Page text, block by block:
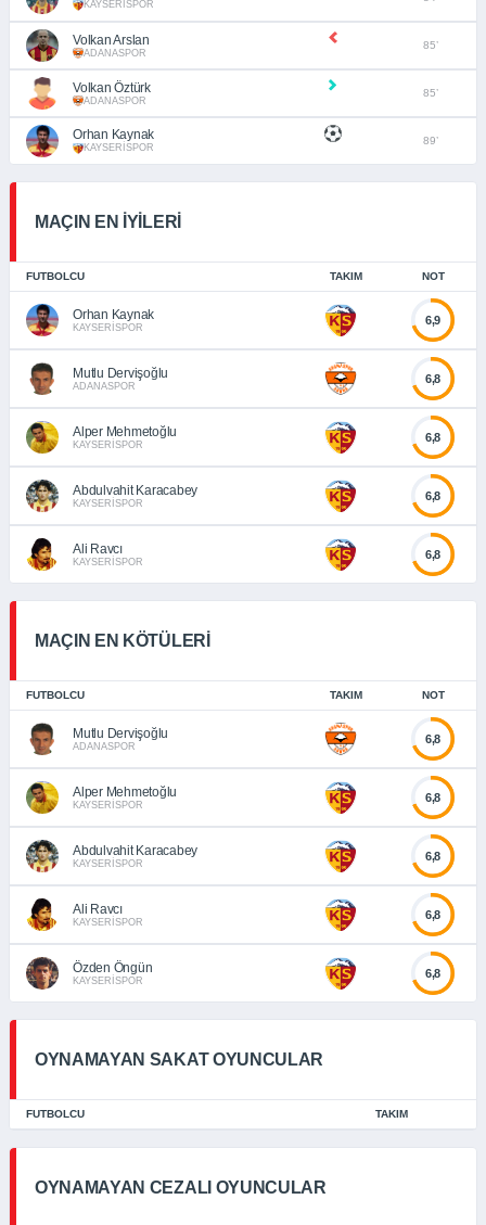
KAYSERİSPOR
Volkan Arslan
ADANASPOR
85’
Volkan Öztürk
ADANASPOR
85’
Orhan Kaynak
KAYSERİSPOR
89’
MAÇIN EN İYİLERİ
FUTBOLCU TAKIM NOT
Orhan Kaynak
KAYSERİSPOR
6,9
Mutlu Dervişoğlu
ADANASPOR
6,8
Alper Mehmetoğlu
KAYSERİSPOR
6,8
Abdulvahit Karacabey
KAYSERİSPOR
6,8
Ali Ravcı
KAYSERİSPOR
6,8
MAÇIN EN KÖTÜLERİ
FUTBOLCU TAKIM NOT
Mutlu Dervişoğlu
ADANASPOR
6,8
Alper Mehmetoğlu
KAYSERİSPOR
6,8
Abdulvahit Karacabey
KAYSERİSPOR
6,8
Ali Ravcı
KAYSERİSPOR
6,8
Özden Öngün
KAYSERİSPOR
6,8
OYNAMAYAN SAKAT OYUNCULAR
FUTBOLCU TAKIM
OYNAMAYAN CEZALI OYUNCULAR